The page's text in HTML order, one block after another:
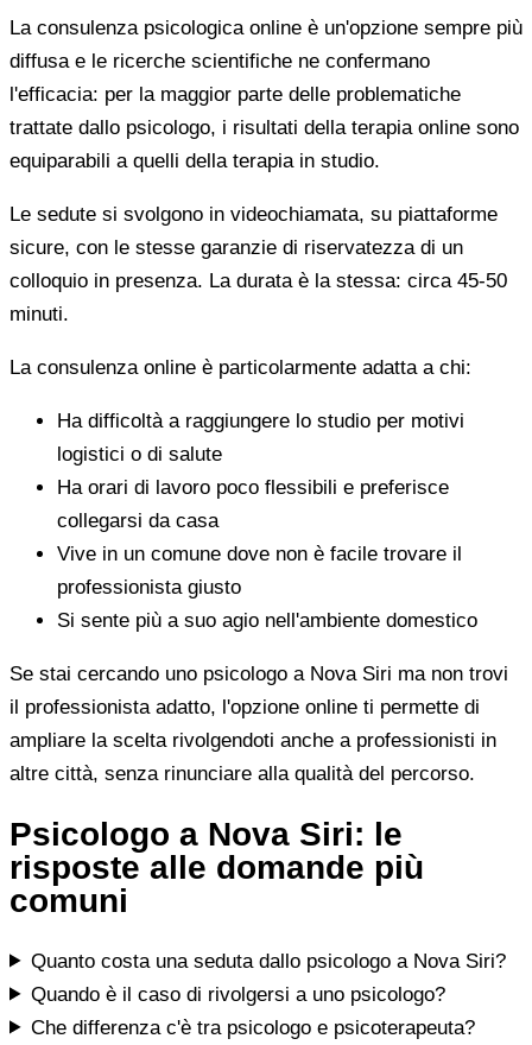
La consulenza psicologica online è un'opzione sempre più
diffusa e le ricerche scientifiche ne confermano
l'efficacia: per la maggior parte delle problematiche
trattate dallo psicologo, i risultati della terapia online sono
equiparabili a quelli della terapia in studio.
Le sedute si svolgono in videochiamata, su piattaforme
sicure, con le stesse garanzie di riservatezza di un
colloquio in presenza. La durata è la stessa: circa 45-50
minuti.
La consulenza online è particolarmente adatta a chi:
Ha difficoltà a raggiungere lo studio per motivi
logistici o di salute
Ha orari di lavoro poco flessibili e preferisce
collegarsi da casa
Vive in un comune dove non è facile trovare il
professionista giusto
Si sente più a suo agio nell'ambiente domestico
Se stai cercando uno psicologo a Nova Siri ma non trovi
il professionista adatto, l'opzione online ti permette di
ampliare la scelta rivolgendoti anche a professionisti in
altre città, senza rinunciare alla qualità del percorso.
Psicologo a Nova Siri: le
risposte alle domande più
comuni
Quanto costa una seduta dallo psicologo a Nova Siri?
Quando è il caso di rivolgersi a uno psicologo?
Che differenza c'è tra psicologo e psicoterapeuta?